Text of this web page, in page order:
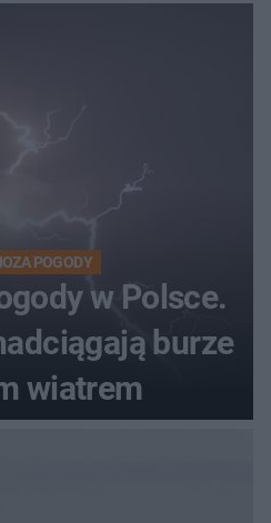
POGODY
w Polsce.
burze
wiatrem